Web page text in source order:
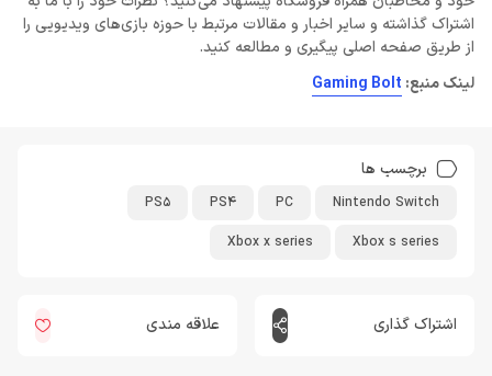
اشتراک گذاشته و سایر اخبار و مقالات مرتبط با حوزه بازی‌های ویدیویی را
از طریق صفحه اصلی پیگیری و مطالعه کنید.
لینک منبع: Gaming Bolt
برچسب ها
Nintendo Switch
PC
PS4
PS5
Xbox s series
Xbox x series
اشتراک گذاری علاقه مندی